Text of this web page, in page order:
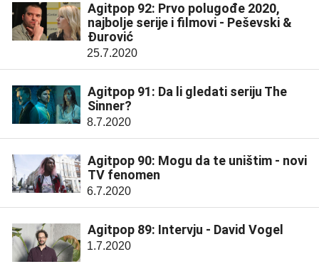
Agitpop 92: Prvo polugođe 2020,
najbolje serije i filmovi - Peševski &
Đurović
25.7.2020
Agitpop 91: Da li gledati seriju The
Sinner?
8.7.2020
Agitpop 90: Mogu da te uništim - novi
TV fenomen
6.7.2020
Agitpop 89: Intervju - David Vogel
1.7.2020